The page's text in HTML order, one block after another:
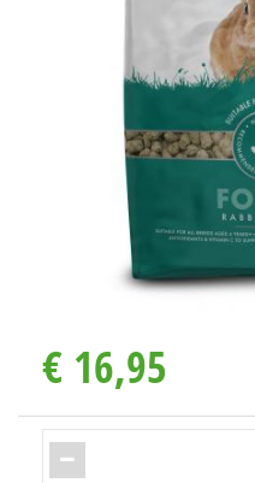
€ 16,95